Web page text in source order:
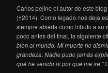
Carlos pejino el autor de este
(†2014). Como legado nos deja
siempre abierta como tributo a su
poco antes del final, la siguiente
bien al mundo. Mi muerte no
grandeza. Nadie pudo jamás
qué he venido ni por qué me iré."